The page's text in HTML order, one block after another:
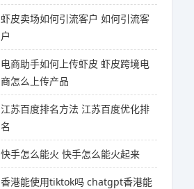
虾皮卖场如何引流客户 如何引流客
户
电商助手如何上传虾皮 虾皮跨境电
商怎么上传产品
江苏百度排名方法 江苏百度优化排
名
快手怎么能火 快手怎么能火起来
香港能使用tiktok吗 chatgpt香港能